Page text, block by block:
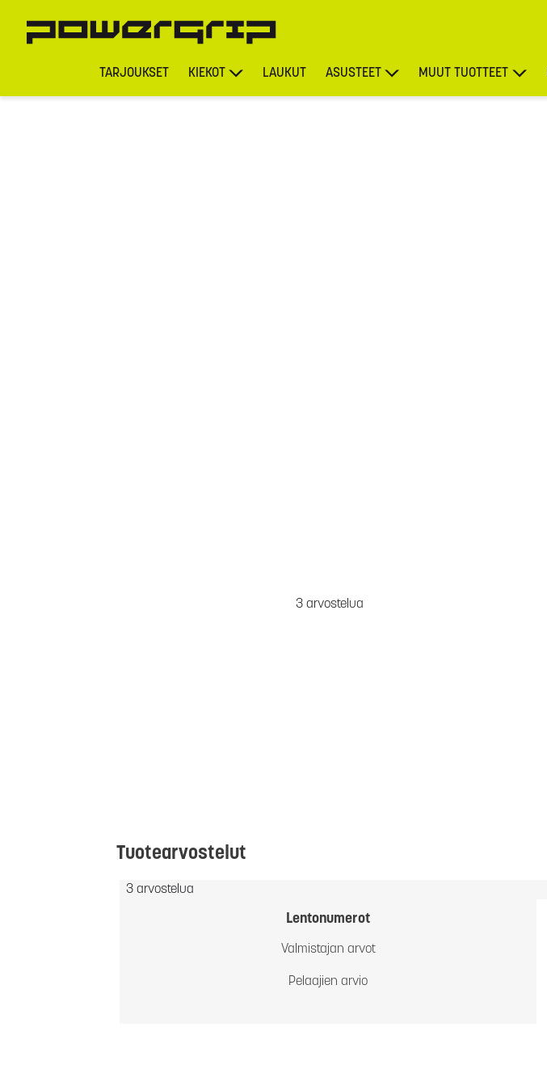
TARJOUKSET KIEKOT LAUKUT ASUSTEET MUUT TUOTTEET
3 arvostelua
Tuotearvostelut
3 arvostelua
Lentonumerot
Valmistajan arvot
Pelaajien arvio